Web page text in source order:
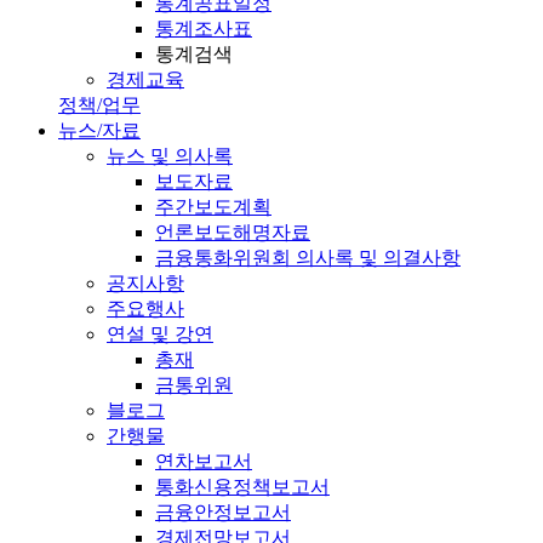
통계조사표
통계검색
경제교육
정책/업무
뉴스/자료
뉴스 및 의사록
보도자료
주간보도계획
언론보도해명자료
금융통화위원회 의사록 및 의결사항
공지사항
주요행사
연설 및 강연
총재
금통위원
블로그
간행물
연차보고서
통화신용정책보고서
금융안정보고서
경제전망보고서